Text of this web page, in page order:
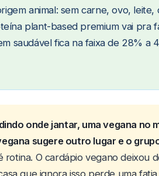
animal: sem carne, ovo,
plant-based premium vai pra
saudável fica na faixa de 28% a
onde jantar, uma vegana no
sugere outro lugar e o
rotina. O cardápio vegano deixou
que ignora isso perde uma